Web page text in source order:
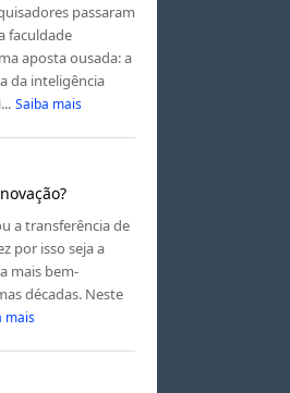
passaram
faculdade
aposta ousada: a
da inteligência
Saiba mais
a transferência de
por isso seja a
mais bem-
décadas. Neste
mais